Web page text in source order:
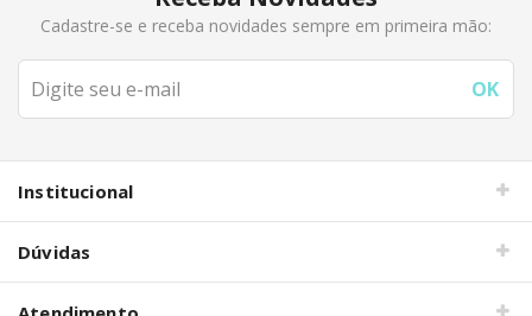
Cadastre-se e receba novidades sempre em primeira mão:
Institucional
Dúvidas